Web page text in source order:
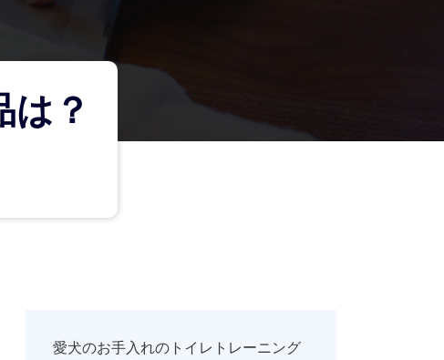
？
愛犬のお手入れのトイレトレーニング